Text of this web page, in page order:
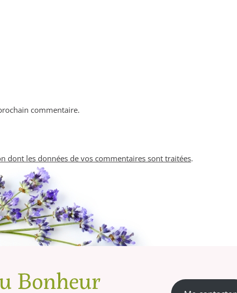
commentaire.
dont les données de vos commentaires sont traitées.